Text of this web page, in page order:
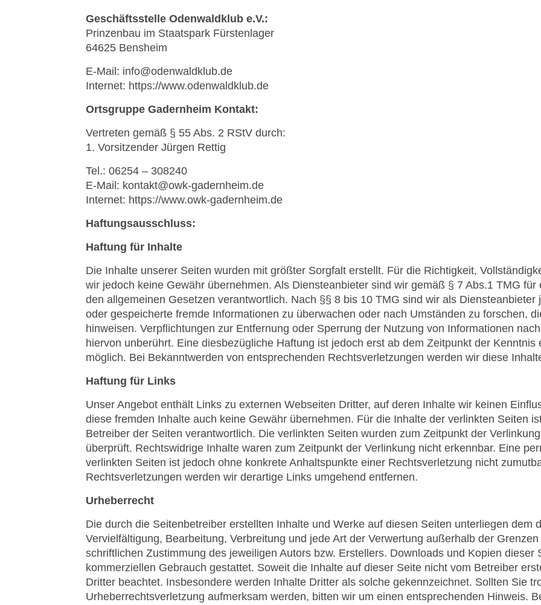
Geschäftsstelle Odenwaldklub e.V.:
Prinzenbau im Staatspark Fürstenlager
64625 Bensheim
E-Mail: info@odenwaldklub.de
Internet: https://www.odenwaldklub.de
Ortsgruppe Gadernheim Kontakt:
Vertreten gemäß § 55 Abs. 2 RStV durch:
1. Vorsitzender Jürgen Rettig
Tel.: 06254 – 308240
E-Mail: kontakt@owk-gadernheim.de
Internet: https://www.owk-gadernheim.de
Haftungsausschluss:
Haftung für Inhalte
Die Inhalte unserer Seiten wurden mit größter Sorgfalt erstellt. Für die Richtigkeit,
wir jedoch keine Gewähr übernehmen. Als Diensteanbieter sind wir gemäß § 7 Abs.1 TMG
den allgemeinen Gesetzen verantwortlich. Nach §§ 8 bis 10 TMG sind wir als
oder gespeicherte fremde Informationen zu überwachen oder nach Umständen zu forschen,
hinweisen. Verpflichtungen zur Entfernung oder Sperrung der Nutzung von Informationen
hiervon unberührt. Eine diesbezügliche Haftung ist jedoch erst ab dem Zeitpunkt der
möglich. Bei Bekanntwerden von entsprechenden Rechtsverletzungen werden wir diese
Haftung für Links
Unser Angebot enthält Links zu externen Webseiten Dritter, auf deren Inhalte wir keinen
diese fremden Inhalte auch keine Gewähr übernehmen. Für die Inhalte der verlinkten Seiten
Betreiber der Seiten verantwortlich. Die verlinkten Seiten wurden zum Zeitpunkt der
überprüft. Rechtswidrige Inhalte waren zum Zeitpunkt der Verlinkung nicht erkennbar. Eine
verlinkten Seiten ist jedoch ohne konkrete Anhaltspunkte einer Rechtsverletzung nicht
Rechtsverletzungen werden wir derartige Links umgehend entfernen.
Urheberrecht
Die durch die Seitenbetreiber erstellten Inhalte und Werke auf diesen Seiten unterliegen dem
Vervielfältigung, Bearbeitung, Verbreitung und jede Art der Verwertung außerhalb der
schriftlichen Zustimmung des jeweiligen Autors bzw. Erstellers. Downloads und Kopien dieser
kommerziellen Gebrauch gestattet. Soweit die Inhalte auf dieser Seite nicht vom Betreiber
Dritter beachtet. Insbesondere werden Inhalte Dritter als solche gekennzeichnet. Sollten Sie
Urheberrechtsverletzung aufmerksam werden, bitten wir um einen entsprechenden Hinweis.